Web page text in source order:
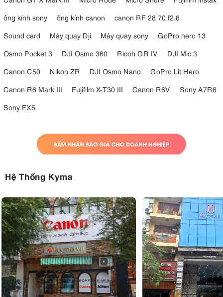
ống kính sony
ống kính canon
canon RF 28 70 f2.8
Sound card
Máy quay Dji Máy quay sony
GoPro hero 13
Osmo Pocket 3
DJI Osmo 360 Ricoh GR IV
DJI Mic 3
Canon C50
Nikon ZR DJI Osmo Nano
GoPro Lit Hero
Canon R6 Mark III
Fujifilm X-T30 III Canon R6V
Sony A7R6
Sony FX5
Hệ Thống Kyma